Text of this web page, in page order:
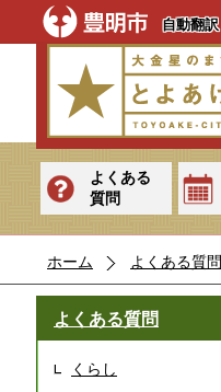
自動翻訳
よくある
質問
ホーム よくある質問
よくある質問
くらし